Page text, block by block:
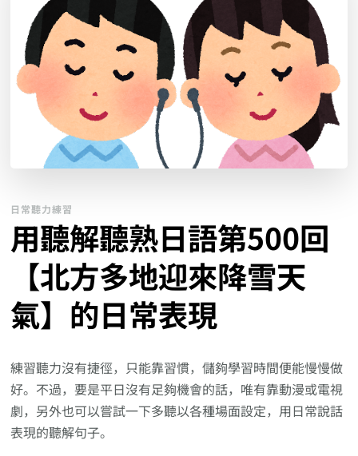
日常聽力練習
用聽解聽熟日語第500回
【北方多地迎來降雪天
氣】的日常表現
練習聽力沒有捷徑，只能靠習慣，儲夠學習時間便能慢慢做
好。不過，要是平日沒有足夠機會的話，唯有靠動漫或電視
劇，另外也可以嘗試一下多聽以各種場面設定，用日常說話
表現的聽解句子。